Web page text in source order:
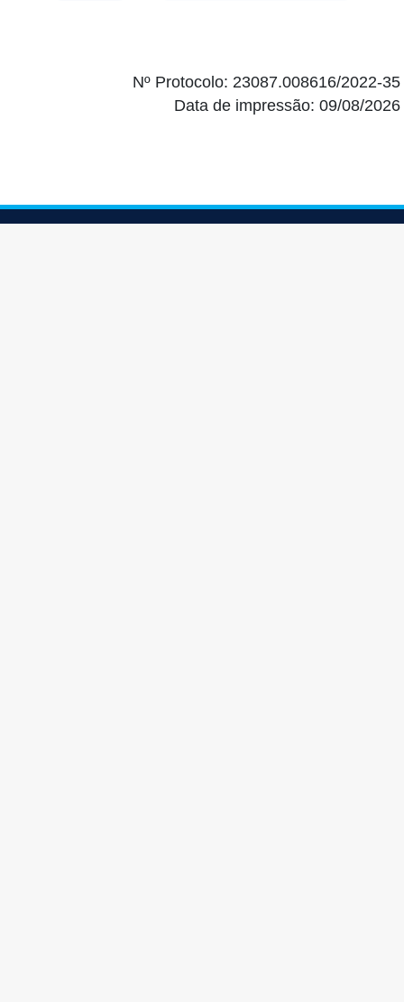
Nº Protocolo: 23087.008616/2022-35
Data de impressão: 09/08/2026